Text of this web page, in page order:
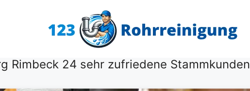
Rimbeck 24 sehr zufriedene Stammkunden